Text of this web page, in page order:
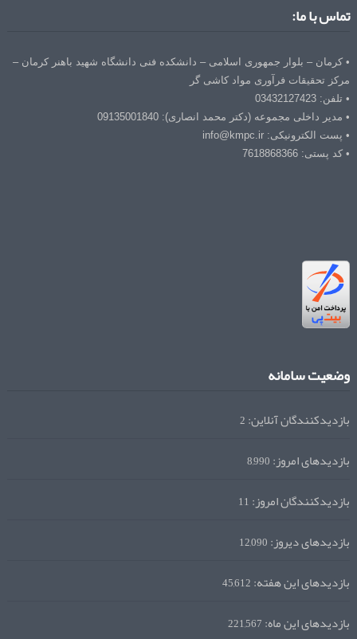
تماس با ما:
• کرمان – بلوار جمهوری اسلامی – دانشکده فنی دانشگاه شهید باهنر کرمان –
مرکز تحقیقات فرآوری مواد کاشی گر
• تلفن: 03432127423
• مدیر داخلی مجموعه (دکتر محمد انصاری): 09135001840
• پست الکترونیکی: info@kmpc.ir
• کد پستی: 7618868366
وضعیت سامانه
بازدیدکنندگان آنلاین:2
بازدیدهای امروز:8,990
بازدیدکنندگان امروز:11
بازدیدهای دیروز:12,090
بازدیدهای این هفته:45,612
بازدیدهای این ماه:221,567